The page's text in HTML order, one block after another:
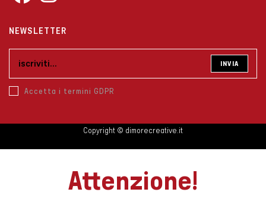
in
a
new
tab
in
a
new
tab
NEWSLETTER
INVIA
Accetta i termini GDPR
Copyright © dimorecreative.it
Attenzione!